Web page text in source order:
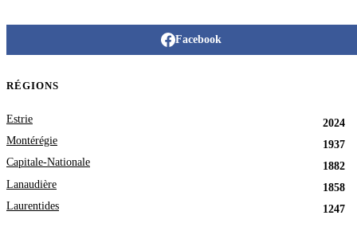
Facebook
RÉGIONS
Estrie
2024
Montérégie
1937
Capitale-Nationale
1882
Lanaudière
1858
Laurentides
1247